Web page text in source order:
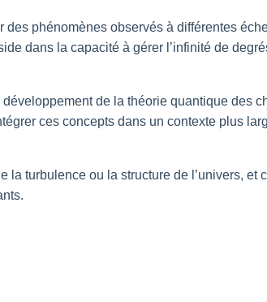
phénomènes observés à différentes
dans la capacité à gérer l’infinité de
de la théorie quantique des
ces concepts dans un contexte plus
turbulence ou la structure de l’univers, et